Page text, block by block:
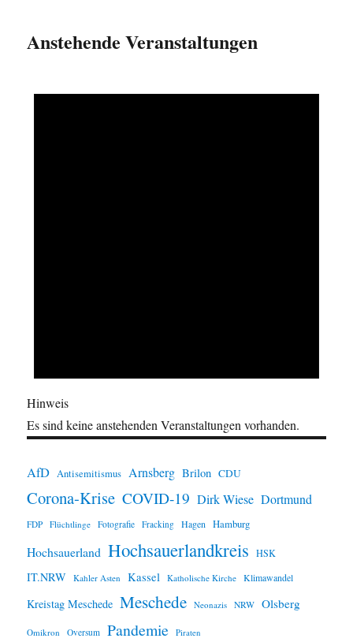
Anstehende Veranstaltungen
Hinweis
Es sind keine anstehenden Veranstaltungen vorhanden.
AfD Antisemitismus Arnsberg Brilon CDU
Corona-Krise COVID-19 Dirk Wiese Dortmund
FDP Flüchtlinge Fotografie Fracking Hagen Hamburg
Hochsauerland Hochsauerlandkreis HSK
IT.NRW Kahler Asten Kassel Katholische Kirche Klimawandel
Kreistag Meschede Meschede Neonazis NRW Olsberg
Omikron Oversum Pandemie Piraten